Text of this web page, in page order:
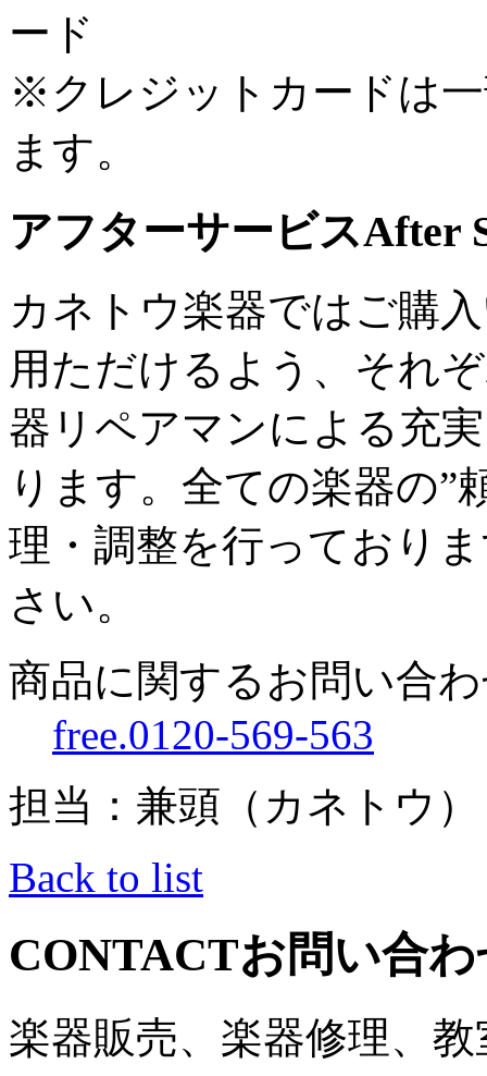
ード
※クレジットカードは
ます。
アフターサービスAfter
カネトウ楽器ではご購
用ただけるよう、それ
器リペアマンによる充
ります。全ての楽器の”
理・調整を行っており
さい。
商品に関するお問い合
free.0120-569-563
担当：兼頭（カネトウ）
Back to list
CONTACTお問い合
楽器販売、楽器修理、